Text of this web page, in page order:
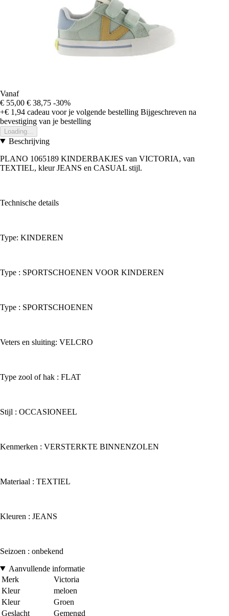
Vanaf
€ 55,00 € 38,75 -30%
+€ 1,94 cadeau voor je volgende bestelling Bijgeschreven na
bevestiging van je bestelling
Loading...
Beschrijving
PLANO 1065189 KINDERBAKJES van VICTORIA, van
TEXTIEL, kleur JEANS en CASUAL stijl.
Technische details
Type: KINDEREN
Type : SPORTSCHOENEN VOOR KINDEREN
Type : SPORTSCHOENEN
Veters en sluiting: VELCRO
Type zool of hak : FLAT
Stijl : OCCASIONEEL
Kenmerken : VERSTERKTE BINNENZOLEN
Materiaal : TEXTIEL
Kleuren : JEANS
Seizoen : onbekend
Aanvullende informatie
Merk
Victoria
Kleur
meloen
Kleur
Groen
Geslacht
Gemengd